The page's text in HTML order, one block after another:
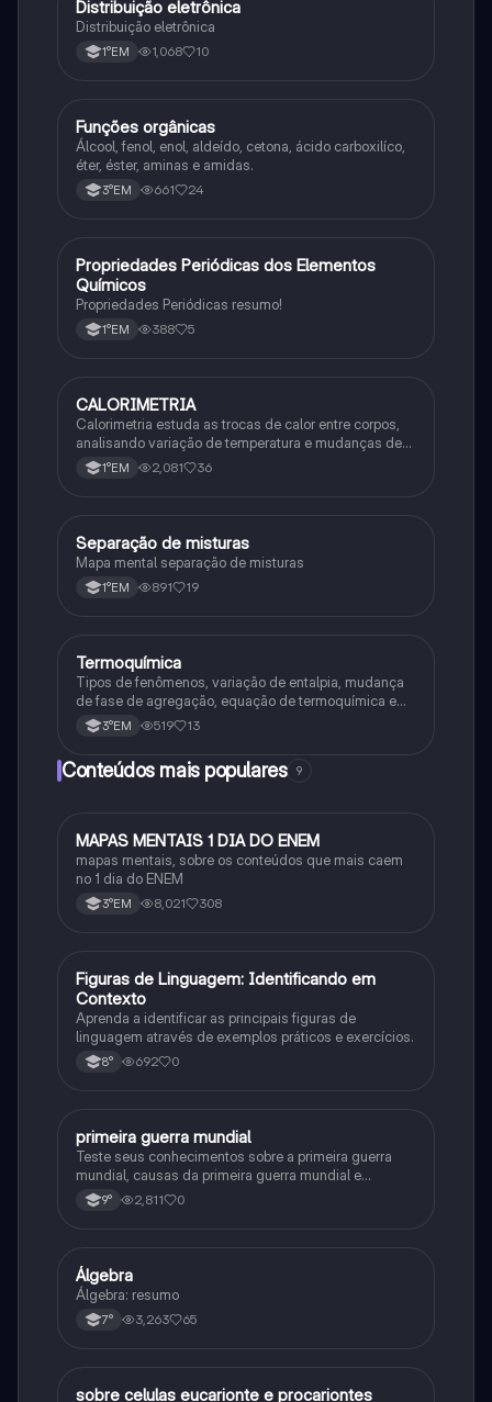
Química
Distribuição eletrônica
Distribuição eletrônica
1°EM 1,068 10
Química
Funções orgânicas
Álcool, fenol, enol, aldeído, cetona, ácido carboxilíco,
éter, éster, aminas e amidas.
3°EM 661 24
Química
Propriedades Periódicas dos Elementos
Químicos
Propriedades Periódicas resumo!
1°EM 388 5
Química
CALORIMETRIA
Calorimetria estuda as trocas de calor entre corpos,
analisando variação de temperatura e mudanças de
estado físico. Usa conceitos como calor sensível,
latente e capacidade térmica.
1°EM 2,081 36
Química
Separação de misturas
Mapa mental separação de misturas
1°EM 891 19
Química
Termoquímica
Tipos de fenômenos, variação de entalpia, mudança
de fase de agregação, equação de termoquímica e
entalpia de formação
3°EM 519 13
Conteúdos mais populares 9
Português
MAPAS MENTAIS 1 DIA DO ENEM
mapas mentais, sobre os conteúdos que mais caem
no 1 dia do ENEM
3°EM 8,021 308
FPortuguês
Figuras de Linguagem: Identificando em
Contexto
Aprenda a identificar as principais figuras de
linguagem através de exemplos práticos e exercícios.
8° 692 0
História
primeira guerra mundial
Teste seus conhecimentos sobre a primeira guerra
mundial, causas da primeira guerra mundial e
consequências da Primeira Guerra Mundial, fases da
primeira guerra mundial
9° 2,811 0
Matematica
Álgebra
Álgebra: resumo
7° 3,263 65
Biologia
sobre celulas eucarionte e procariontes